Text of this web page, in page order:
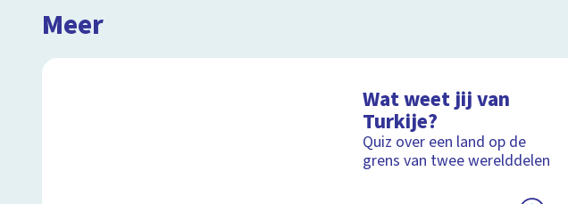
Meer
Wat weet jij van
Turkije?
Quiz over een land op de
grens van twee werelddelen